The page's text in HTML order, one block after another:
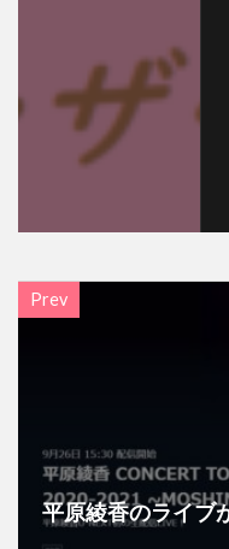
Prev
平原綾香のライブ